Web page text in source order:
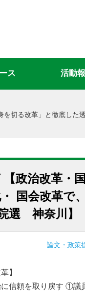
ス 活動
切る改革」と徹底し
政治改革・国
国会改革で
選 神奈川】
論文・政策
】
に信頼を取り戻す ①議